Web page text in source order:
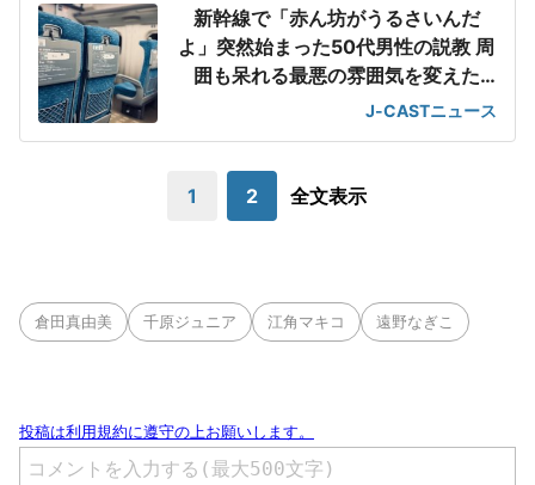
新幹線で「赤ん坊がうるさいんだ
よ」突然始まった50代男性の説教 周
囲も呆れる最悪の雰囲気を変えた
「一喝」J-CASTニュース
1 2 全文表示
倉田真由美 千原ジュニア 江角マキコ 遠野なぎこ